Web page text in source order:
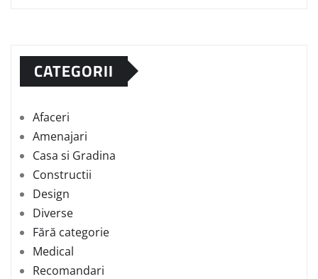
CATEGORII
Afaceri
Amenajari
Casa si Gradina
Constructii
Design
Diverse
Fără categorie
Medical
Recomandari